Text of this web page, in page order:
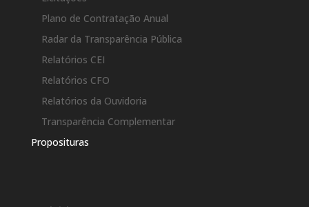
Plano de Contratação Anual
Radar da Transparência Pública
Relatórios CEI
Relatórios CFO
Relatórios da Ouvidoria
Transparência Complementar
Proposituras